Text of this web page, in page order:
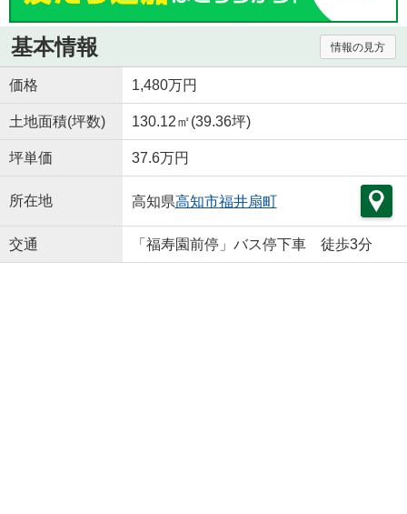
基本情報 情報の見方
価格 1,480万円
土地面積(坪数) 130.12㎡(39.36坪)
坪単価 37.6万円
所在地 高知県高知市福井扇町
交通 「福寿園前停」バス停下車 徒歩3分